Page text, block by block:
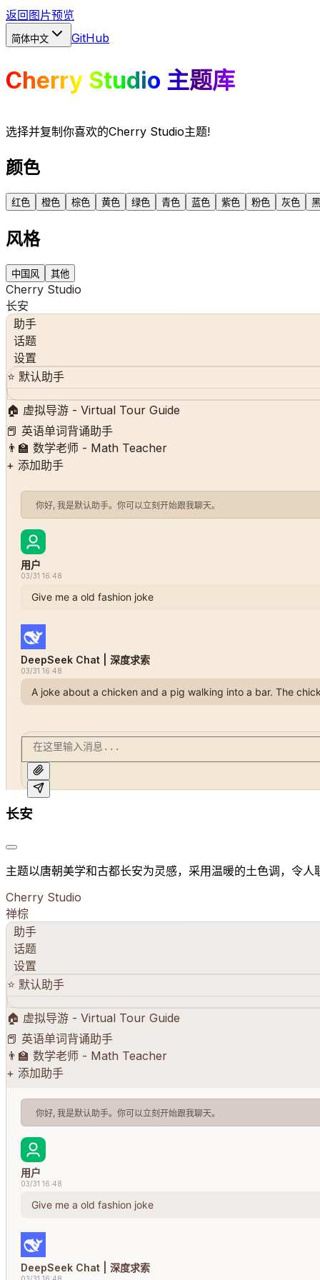
返回图片预览
简体中文 GitHub
Cherry Studio 主题库
选择并复制你喜欢的Cherry Studio主题!
颜色
红色 橙色 棕色 黄色 绿色 青色 蓝色 紫色 粉色 灰色
风格
中国风 其他
Cherry Studio
长安
助手
话题
设置
⭐️ 默认助手
🏠 虚拟导游 - Virtual Tour Guide
📕 英语单词背诵助手
👨‍🏫 数学老师 - Math Teacher
+ 添加助手
你好, 我是默认助手。你可以立刻开始跟我聊天。
用户
03/31 16:48
Give me a old fashion joke
DeepSeek Chat | 深度求索
03/31 16:48
A joke about a chicken and a pig walking into a bar. The
长安
主题以唐朝美学和古都长安为灵感，采用温暖的土色调，令
Cherry Studio
禅棕
助手
话题
设置
⭐️ 默认助手
🏠 虚拟导游 - Virtual Tour Guide
📕 英语单词背诵助手
👨‍🏫 数学老师 - Math Teacher
+ 添加助手
你好, 我是默认助手。你可以立刻开始跟我聊天。
用户
03/31 16:48
Give me a old fashion joke
DeepSeek Chat | 深度求索